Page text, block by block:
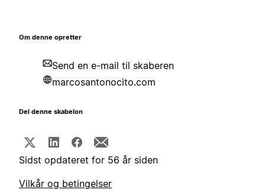
Om denne opretter
Send en e-mail til skaberen
marcosantonocito.com
Del denne skabelon
Sidst opdateret for 56 år siden
Vilkår og betingelser